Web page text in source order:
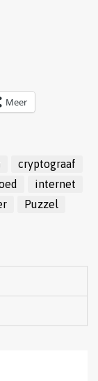
Meer
cryptograaf
internet
Puzzel